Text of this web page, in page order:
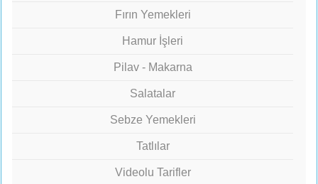
Fırın Yemekleri
Hamur İşleri
Pilav - Makarna
Salatalar
Sebze Yemekleri
Tatlılar
Videolu Tarifler